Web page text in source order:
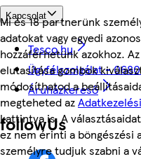
Mi és 18 partnerünk
adatokat vagy egyedi
hozzáférhetünk azokhoz.
elutasítása gombok
módosíthatod a
megteheted az
kattintva is. A
ez nem érinti a böngészési
személyre tudjuk szabni a
Kapcsolat
Tesco.hu
Ügyfélszolgálat -
Áruházkereső
followUs